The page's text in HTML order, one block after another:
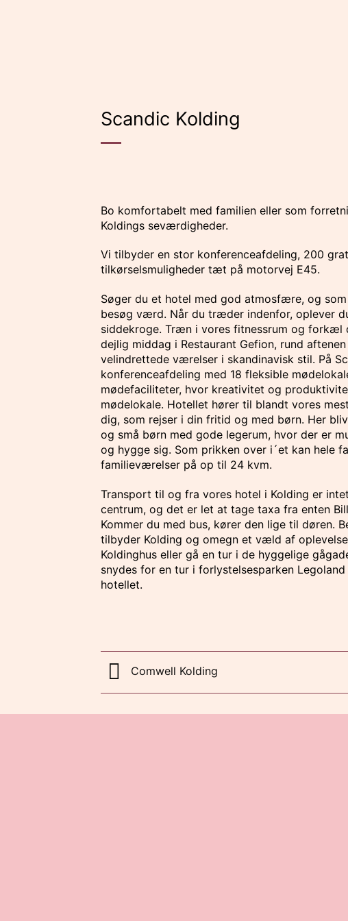
Scandic Kolding
Bo komfortabelt med familien eller som
Koldings seværdigheder.
Vi tilbyder en stor konferenceafdeling, 200
tilkørselsmuligheder tæt på motorvej E45.
Søger du et hotel med god atmosfære, og
besøg værd. Når du træder indenfor, oplever
siddekroge. Træn i vores fitnessrum og forkæl
dejlig middag i Restaurant Gefion, rund
velindrettede værelser i skandinavisk stil. På
konferenceafdeling med 18 fleksible
mødefaciliteter, hvor kreativitet og
mødelokale. Hotellet hører til blandt vores
dig, som rejser i din fritid og med børn. Her
og små børn med gode legerum, hvor der er
og hygge sig. Som prikken over i´et kan hele
familieværelser på op til 24 kvm.
Transport til og fra vores hotel i Kolding er
centrum, og det er let at tage taxa fra enten
Kommer du med bus, kører den lige til døren.
tilbyder Kolding og omegn et væld af
Koldinghus eller gå en tur i de hyggelige
snydes for en tur i forlystelsesparken
hotellet.
Comwell Kolding